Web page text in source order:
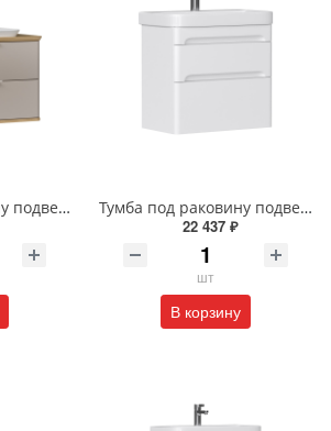
Тумба под раковину подвесная EQUIL Десерт 80.2Я/Desert 80.2Y с ручками в цвет амарок tpDSRT80.2Y-25R амарок/дуб
Тумба под раковину подвесная EQUIL Найс 70 см tpNICE70.2Y-05 белая
22 437 ₽
шт
В корзину